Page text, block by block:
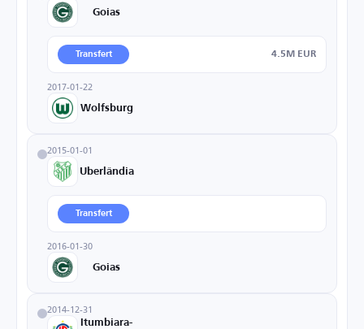
Goias
Transfert 4.5M EUR
2017-01-22
Wolfsburg
2015-01-01
Uberlândia
Transfert
2016-01-30
Goias
2014-12-31
Itumbiara-